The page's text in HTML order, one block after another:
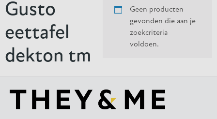
Gusto
eettafel
dekton tm
Geen producten
gevonden die aan je
zoekcriteria
voldoen.